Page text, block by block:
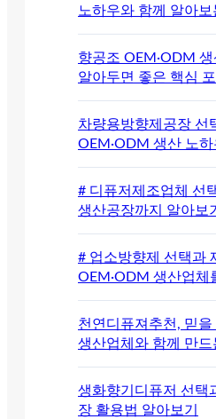
노하우와 함께 알아
향공조 OEM·ODM
알아두면 좋은 핵심
차량용방향제공장 선
OEM·ODM 생산 노
# 디퓨저제조업체 선
생산공장까지 알아보
# 업소방향제 선택과
OEM·ODM 생산업체
천연디퓨져추천, 믿을
생산업체와 함께 만
생화향기디퓨저 선택
장 활용법 알아보기